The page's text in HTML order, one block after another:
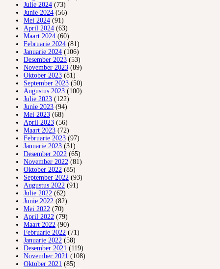
Julie 2024 (73)
Junie 2024 (56)
Mei 2024 (91)
April 2024 (63)
Maart 2024 (60)
Februarie 2024 (81)
Januarie 2024 (106)
Desember 2023 (53)
November 2023 (89)
Oktober 2023 (81)
September 2023 (50)
Augustus 2023 (100)
Julie 2023 (122)
Junie 2023 (94)
Mei 2023 (68)
April 2023 (56)
Maart 2023 (72)
Februarie 2023 (97)
Januarie 2023 (31)
Desember 2022 (65)
November 2022 (81)
Oktober 2022 (85)
September 2022 (93)
Augustus 2022 (91)
Julie 2022 (62)
Junie 2022 (82)
Mei 2022 (70)
April 2022 (79)
Maart 2022 (90)
Februarie 2022 (71)
Januarie 2022 (58)
Desember 2021 (119)
November 2021 (108)
Oktober 2021 (85)